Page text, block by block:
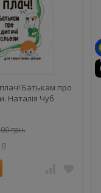
Батькам про
Наталія Чуб
грн.
0